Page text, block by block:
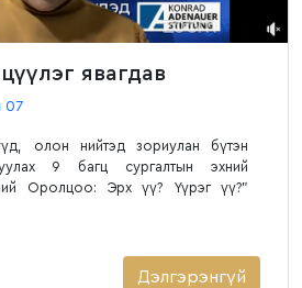
явагдав
07
олон нийтэд зориулан бүтэн
9 багц сургалтын эхний
Оролцоо: Эрх үү? Үүрэг үү?"
Дэлгэрэнгүй